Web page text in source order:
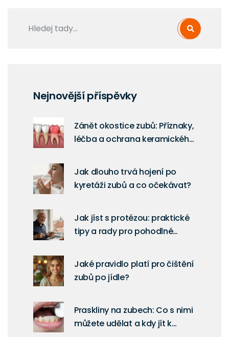
Nejnovější příspěvky
Zánět okostice zubů: Příznaky,
léčba a ochrana keramického
Jak dlouho trvá hojení po
kyretáži zubů a co očekávat?
Jak jíst s protézou: praktické
tipy a rady pro pohodlné
Jaké pravidlo platí pro čištění
zubů po jídle?
Praskliny na zubech: Co s nimi
můžete udělat a kdy jít k